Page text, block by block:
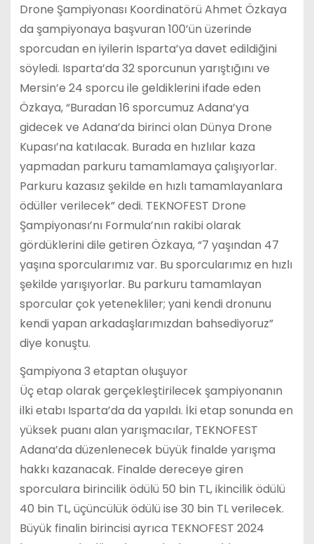
Drone Şampiyonası Koordinatörü Ahmet Özkaya
da şampiyonaya başvuran 100’ün üzerinde
sporcudan en iyilerin Isparta’ya davet edildiğini
söyledi. Isparta’da 32 sporcunun yarıştığını ve
Mersin’e 24 sporcu ile geldiklerini ifade eden
Özkaya, “Buradan 16 sporcumuz Adana’ya
gidecek ve Adana’da birinci olan Dünya Drone
Kupası’na katılacak. Burada en hızlılar kaza
yapmadan parkuru tamamlamaya çalışıyorlar.
Parkuru kazasız şekilde en hızlı tamamlayanlara
ödüller verilecek” dedi. TEKNOFEST Drone
Şampiyonası’nı Formula’nın rakibi olarak
gördüklerini dile getiren Özkaya, “7 yaşından 47
yaşına sporcularımız var. Bu sporcularımız en hızlı
şekilde yarışıyorlar. Bu parkuru tamamlayan
sporcular çok yetenekliler; yani kendi dronunu
kendi yapan arkadaşlarımızdan bahsediyoruz”
diye konuştu.
Şampiyona 3 etaptan oluşuyor
Üç etap olarak gerçekleştirilecek şampiyonanın
ilki etabı Isparta’da da yapıldı. İki etap sonunda en
yüksek puanı alan yarışmacılar, TEKNOFEST
Adana’da düzenlenecek büyük finalde yarışma
hakkı kazanacak. Finalde dereceye giren
sporculara birincilik ödülü 50 bin TL, ikincilik ödülü
40 bin TL, üçüncülük ödülü ise 30 bin TL verilecek.
Büyük finalin birincisi ayrıca TEKNOFEST 2024